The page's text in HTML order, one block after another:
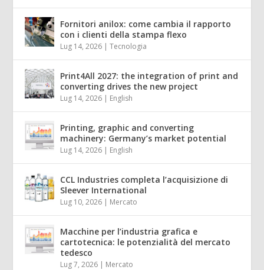
Fornitori anilox: come cambia il rapporto
con i clienti della stampa flexo
Lug 14, 2026 |Tecnologia
Print4All 2027: the integration of print and
converting drives the new project
Lug 14, 2026 | English
Printing, graphic and converting
machinery: Germany’s market potential
Lug 14, 2026 | English
CCL Industries completa l’acquisizione di
Sleever International
Lug 10, 2026 | Mercato
Macchine per l’industria grafica e
cartotecnica: le potenzialità del mercato
tedesco
Lug 7, 2026 | Mercato